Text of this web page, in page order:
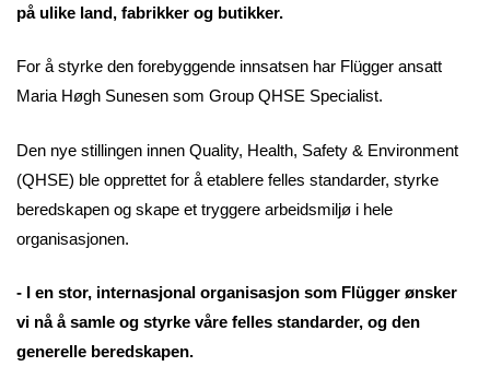
på ulike land, fabrikker og butikker.
For å styrke den forebyggende innsatsen har Flügger ansatt
Maria Høgh Sunesen som Group QHSE Specialist.
Den nye stillingen innen Quality, Health, Safety & Environment
(QHSE) ble opprettet for å etablere felles standarder, styrke
beredskapen og skape et tryggere arbeidsmiljø i hele
organisasjonen.
- I en stor, internasjonal organisasjon som Flügger ønsker
vi nå å samle og styrke våre felles standarder, og den
generelle beredskapen.